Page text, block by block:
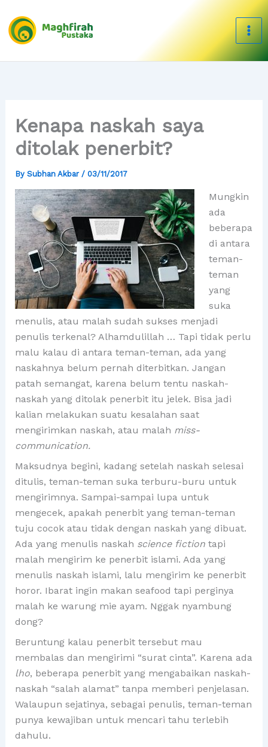
content
Kenapa naskah saya
ditolak penerbit?
By Subhan Akbar / 03/11/2017
Mungkin
ada
beberapa
di antara
teman-
teman
yang
suka
menulis, atau malah sudah sukses menjadi
penulis terkenal? Alhamdulillah … Tapi tidak perlu
malu kalau di antara teman-teman, ada yang
naskahnya belum pernah diterbitkan. Jangan
patah semangat, karena belum tentu naskah-
naskah yang ditolak penerbit itu jelek. Bisa jadi
kalian melakukan suatu kesalahan saat
mengirimkan naskah, atau malah miss-
communication.
Maksudnya begini, kadang setelah naskah selesai
ditulis, teman-teman suka terburu-buru untuk
mengirimnya. Sampai-sampai lupa untuk
mengecek, apakah penerbit yang teman-teman
tuju cocok atau tidak dengan naskah yang dibuat.
Ada yang menulis naskah science fictiontapi
malah mengirim ke penerbit islami. Ada yang
menulis naskah islami, lalu mengirim ke penerbit
horor. Ibarat ingin makan seafood tapi perginya
malah ke warung mie ayam. Nggak nyambung
dong?
Beruntung kalau penerbit tersebut mau
membalas dan mengirimi “surat cinta”. Karena ada
lho, beberapa penerbit yang mengabaikan naskah-
naskah “salah alamat” tanpa memberi penjelasan.
Walaupun sejatinya, sebagai penulis, teman-teman
punya kewajiban untuk mencari tahu terlebih
dahulu.